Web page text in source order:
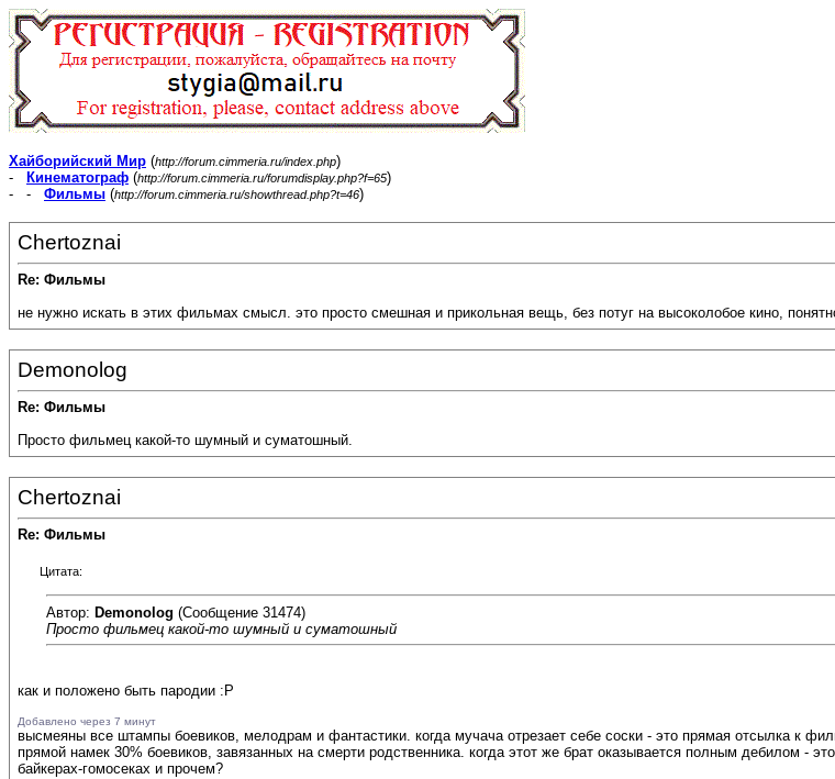
Хайборийский Мир (http://forum.cimmeria.ru/index.php)
-
Кинематограф (http://forum.cimmeria.ru/forumdisplay.php?f=65)
- - Фильмы (http://forum.cimmeria.ru/showthread.php?t=46)
Chertoznai
Re: Фильмы
не нужно искать в этих фильмах смысл. это просто смешная и прикольная вещь, без потуг на высоколобое кино,
Demonolog
Re: Фильмы
Просто фильмец какой-то шумный и суматошный.
Chertoznai
Re: Фильмы
Цитата:
Автор: Demonolog (Сообщение 31474)
Просто фильмец какой-то шумный и суматошный
как и положено быть пародии :P
Добавлено через 7 минут
высмеяны все штампы боевиков, мелодрам и фантастики. когда мучача отрезает себе соски - это прямая отсылка к
прямой намек 30% боевиков, завязанных на смерти родственника. когда этот же брат оказывается полным дебилом -
байкерах-гомосеках и прочем?